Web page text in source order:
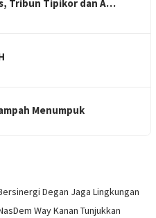
Tribun Tipikor dan A…
Menumpuk
Degan Jaga Lingkungan
Way Kanan Tunjukkan